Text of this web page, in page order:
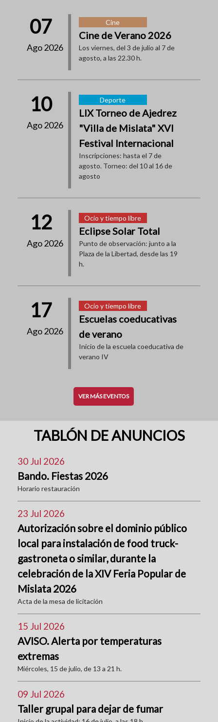
07
Ago 2026
Cine
Cine de Verano 2026
Los viernes, del 3 de julio al 7 de
agosto, a las 22.30 h.
10
Ago 2026
Deporte
LIX Torneo de Ajedrez
"Villa de Mislata" XVI
Festival Internacional
Inscripciones: hasta el 7 de
agosto. Torneo: del 10 al 16 de
agosto
12
Ago 2026
Ocio y tiempo libre
Eclipse Solar Total
Punto de observación: junto a la
Plaza de la Libertad, desde las 19
h.
17
Ago 2026
Ocio y tiempo libre
Escuelas coeducativas
de verano
Inicio de la escuela coeducativa de
verano IV
VER MÁS EVENTOS
TABLÓN DE ANUNCIOS
30 Jul 2026
Bando. Fiestas 2026
Horario restauración
23 Jul 2026
Autorización sobre el dominio público
local para instalación de food truck-
gastroneta o similar, durante la
celebración de la XIV Feria Popular de
Mislata 2026
Acta de la mesa de licitación
15 Jul 2026
AVISO. Alerta por temperaturas
extremas
Miércoles, 15 de julio, de 13 a 21 h.
09 Jul 2026
Taller grupal para dejar de fumar